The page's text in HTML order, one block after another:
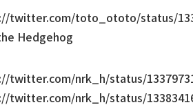
twitter.com/toto_ototo/status/
Hedgehog
twitter.com/nrk_h/status/
twitter.com/nrk_h/status/